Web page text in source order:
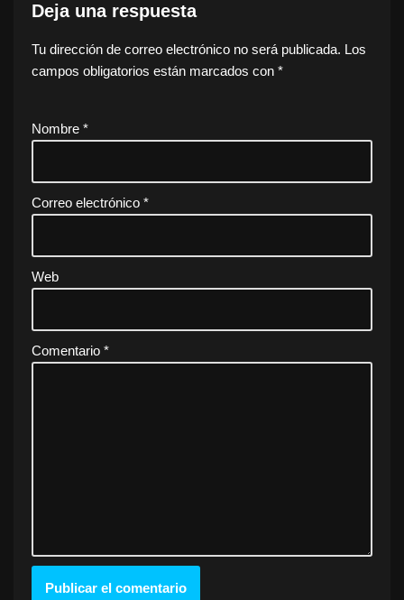
Deja una respuesta
Tu dirección de correo electrónico no será publicada. Los
campos obligatorios están marcados con *
Nombre *
Correo electrónico *
Web
Comentario *